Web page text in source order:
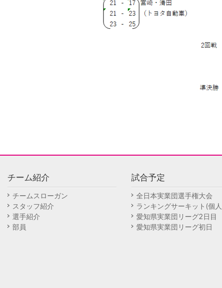
チーム紹介
チームスローガン
スタッフ紹介
選手紹介
部員
試合予定
全日本実業団選手権大会
ランキングサーキット(個
愛知県実業団リーグ2日目
愛知県実業団リーグ初日